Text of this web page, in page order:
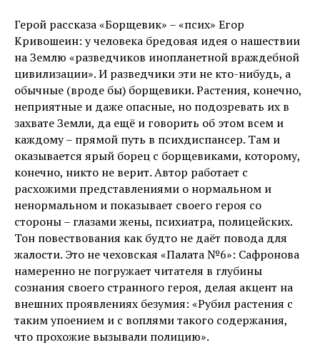
Герой рассказа «Борщевик» – «псих» Егор
Кривошеин: у человека бредовая идея о нашествии
на Землю «разведчиков инопланетной враждебной
цивилизации». И разведчики эти не кто-нибудь, а
обычные (вроде бы) борщевики. Растения, конечно,
неприятные и даже опасные, но подозревать их в
захвате Земли, да ещё и говорить об этом всем и
каждому – прямой путь в психдиспансер. Там и
оказывается ярый борец с борщевиками, которому,
конечно, никто не верит. Автор работает с
расхожими представлениями о нормальном и
ненормальном и показывает своего героя со
стороны – глазами жены, психиатра, полицейских.
Тон повествования как будто не даёт повода для
жалости. Это не чеховская «Палата №6»: Сафронова
намеренно не погружает читателя в глубины
сознания своего странного героя, делая акцент на
внешних проявлениях безумия: «Рубил растения с
таким упоением и с воплями такого содержания,
что прохожие вызывали полицию».